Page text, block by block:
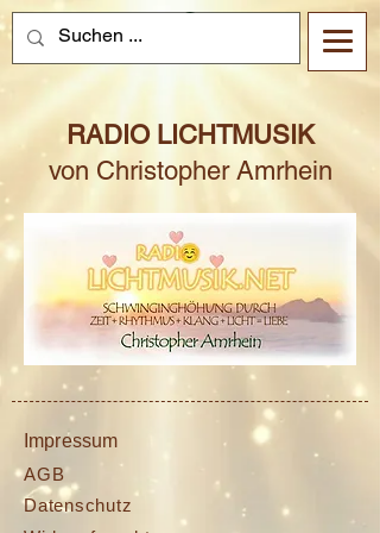
RADIO LICHTMUSIK
von Christopher Amrhein
Impressum
AGB
Datenschutz